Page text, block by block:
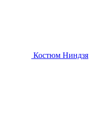
Костюм Ниндзя